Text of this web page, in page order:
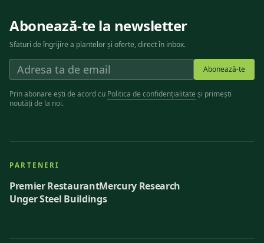
Abonează-te la newsletter
Sfaturi de îngrijire a plantelor și oferte, direct în inbox.
Abonează-te
Prin abonare ești de acord cu Politica de confidențialitate și primești
noutăți de la noi.
PARTENERI
Premier RestaurantMercury Research
Unger Steel Buildings